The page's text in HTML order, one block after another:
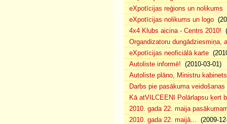
eXpotīcijas reģions un nolikums
eXpotīcijas nolikums un logo
4x4 Klubs aicina - Centrs 2010!
Organdizatoru dungādziesmiņa,
eXpotīcijas neoficiālā karte
Autoliste informē! (2010-03-01)
Autoliste plāno, Ministru
Darbs pie pasākuma
Kā atVILCEENI Polārlapsu ķert
2010. gada 22. maija
2010. gada 22. maijā... (2009-